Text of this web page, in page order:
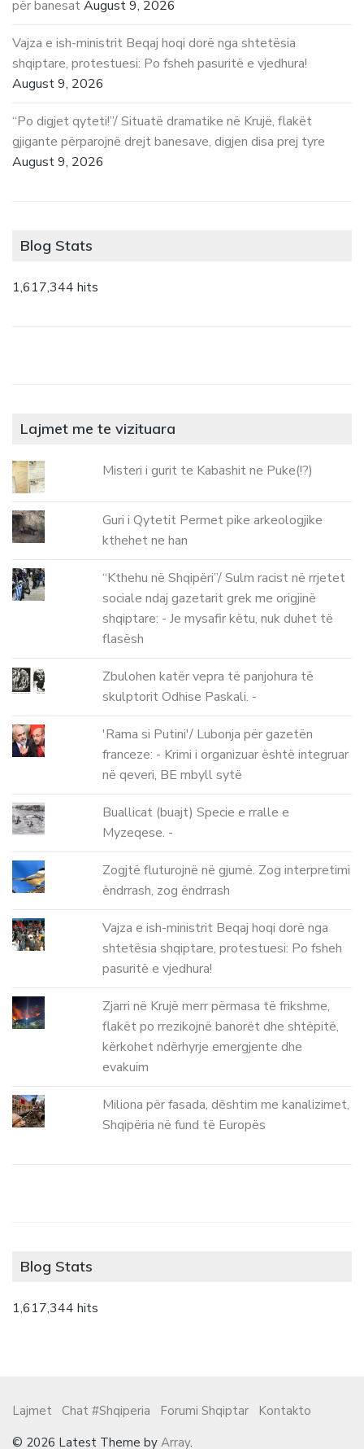
për banesatAugust 9, 2026
Vajza e ish-ministrit Beqaj hoqi dorë nga shtetësia
shqiptare, protestuesi: Po fsheh pasuritë e vjedhura!
August 9, 2026
“Po digjet qyteti!”/ Situatë dramatike në Krujë, flakët
gjigante përparojnë drejt banesave, digjen disa prej tyre
August 9, 2026
Blog Stats
1,617,344 hits
Lajmet me te vizituara
Misteri i gurit te Kabashit ne Puke(!?)
Guri i Qytetit Permet pike arkeologjike
kthehet ne han
“Kthehu në Shqipëri”/ Sulm racist në rrjetet
sociale ndaj gazetarit grek me origjinë
shqiptare: - Je mysafir këtu, nuk duhet të
flasësh
Zbulohen katër vepra të panjohura të
skulptorit Odhise Paskali. -
'Rama si Putini'/ Lubonja për gazetën
franceze: - Krimi i organizuar është integruar
në qeveri, BE mbyll sytë
Buallicat (buajt) Specie e rralle e
Myzeqese. -
Zogjtë fluturojnë në gjumë. Zog interpretimi
ëndrrash, zog ëndrrash
Vajza e ish-ministrit Beqaj hoqi dorë nga
shtetësia shqiptare, protestuesi: Po fsheh
pasuritë e vjedhura!
Zjarri në Krujë merr përmasa të frikshme,
flakët po rrezikojnë banorët dhe shtëpitë,
kërkohet ndërhyrje emergjente dhe
evakuim
Miliona për fasada, dështim me kanalizimet,
Shqipëria në fund të Europës
Blog Stats
1,617,344 hits
Lajmet Chat #Shqiperia Forumi Shqiptar
Kontakto
© 2026 Latest Theme by Array.